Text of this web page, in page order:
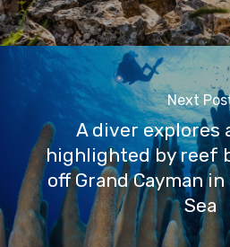
Next
A diver explores
highlighted by reef
off Grand Cayman
Sea